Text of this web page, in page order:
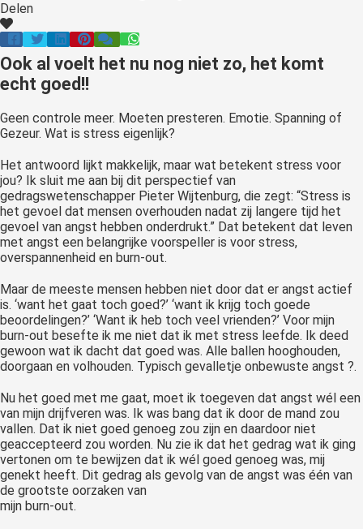
Delen
Ook al voelt het nu nog niet zo, het komt
echt goed!!
Geen controle meer. Moeten presteren. Emotie. Spanning of
Gezeur. Wat is stress eigenlijk?
Het antwoord lijkt makkelijk, maar wat betekent stress voor
jou? Ik sluit me aan bij dit perspectief van
gedragswetenschapper Pieter Wijtenburg, die zegt: “Stress is
het gevoel dat mensen overhouden nadat zij langere tijd het
gevoel van angst hebben onderdrukt.” Dat betekent dat leven
met angst een belangrijke voorspeller is voor stress,
overspannenheid en burn-out.
Maar de meeste mensen hebben niet door dat er angst actief
is. ‘want het gaat toch goed?’ ‘want ik krijg toch goede
beoordelingen?’ ‘Want ik heb toch veel vrienden?’ Voor mijn
burn-out besefte ik me niet dat ik met stress leefde. Ik deed
gewoon wat ik dacht dat goed was. Alle ballen hooghouden,
doorgaan en volhouden. Typisch gevalletje onbewuste angst ?.
Nu het goed met me gaat, moet ik toegeven dat angst wél een
van mijn drijfveren was. Ik was bang dat ik door de mand zou
vallen. Dat ik niet goed genoeg zou zijn en daardoor niet
geaccepteerd zou worden. Nu zie ik dat het gedrag wat ik ging
vertonen om te bewijzen dat ik wél goed genoeg was, mij
genekt heeft. Dit gedrag als gevolg van de angst was één van
de grootste oorzaken van
mijn burn-out.
gebruikt
de
website-
van